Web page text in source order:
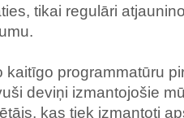
tikai regulāri
programmatūru
deviņi izmantojošie
kas tiek izmantoti